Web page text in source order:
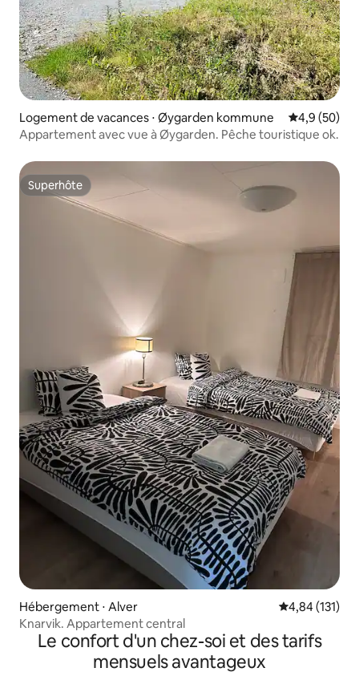
Logement de vacances ⋅ Øygarden kommune Évaluation
4,9 (50)
Appartement avec vue à Øygarden. Pêche touristique ok.
Superhôte
Superhôte
Hébergement ⋅ Alver Évaluation
4,84 (131)
Knarvik. Appartement central
Le confort d'un chez-soi et des tarifs
mensuels avantageux